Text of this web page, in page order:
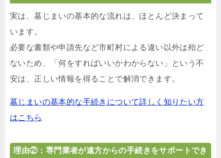
実は、墓じまいの基本的な流れは、ほとんど決まって
います。
必要な書類や申請先など市町村による違い以外は殆ど
ないため、「何をすればいいかわからない」という不
安は、正しい情報を得ることで解消できます。
墓じまいの基本的な手続きについて詳しく知りたい方
はこちら
理由②：専門業者が遠方からの手続きをサポートでき